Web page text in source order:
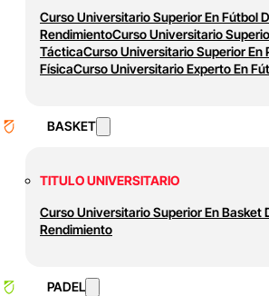
Curso Universitario Superior En Fútbol
RendimientoCurso Universitario
TácticaCurso Universitario Superior En
FísicaCurso Universitario Experto En
BASKET
TITULO UNIVERSITARIO
Curso Universitario Superior En Basket
Rendimiento
PADEL